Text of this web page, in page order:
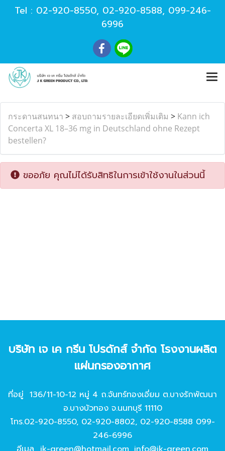
Tel : 02-920-8550, 02-920-8588, 099-246-
6996
กระดานสนทนา > สอบถามรายละเอียดเพิ่มเติม > Kann ich
Concerta XL 18–36 mg in Deutschland ohne Rezept
bestellen?
ขออภัย คุณไม่ได้รับสิทธิในการเข้าใช้งานในส่วนนี้
บริษัท เจ เค กรีน โปรดักส์ จํากัด โรงงานผลิต
แผ่นกรองอากาศ
ที่อยู่ 136/11-10-12 หมู่ 4 ถ.จันทร์ทองเอี่ยม ต.บางรักพัฒนา
อ.บางบัวทอง จ.นนทบุรี 11110
โทร.02-920-8550, 02-920-8802, 02-920-8588 099-
246-6996